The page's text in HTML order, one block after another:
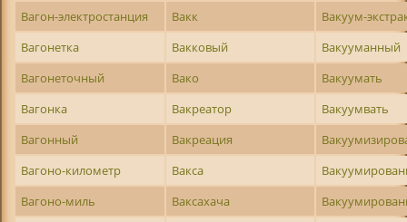
Вагон-электростанция
Вакк
Вакуум-
Вагонетка
Вакковый
Вакууманный
Вагонеточный
Вако
Вакуумать
Вагонка
Вакреатор
Вакуумвать
Вагонный
Вакреация
Вагоно-километр
Вакса
Вагоно-миль
Ваксахача